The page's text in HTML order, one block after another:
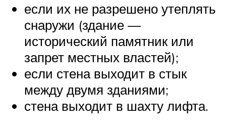
если их не разрешено утеплять
снаружи (здание —
исторический памятник или
запрет местных властей);
если стена выходит в стык
между двумя зданиями;
стена выходит в шахту лифта.